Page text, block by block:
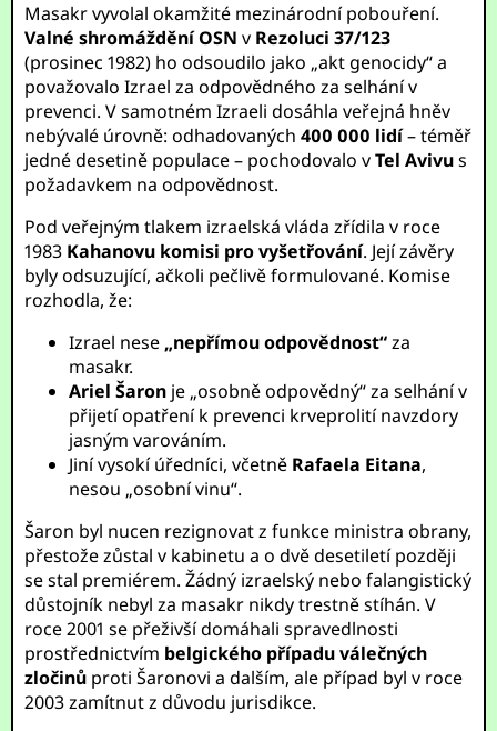
Masakr vyvolal okamžité mezinárodní pobouření.
Valné shromáždění OSN v Rezoluci 37/123
(prosinec 1982) ho odsoudilo jako „akt genocidy“ a
považovalo Izrael za odpovědného za selhání v
prevenci. V samotném Izraeli dosáhla veřejná hněv
nebývalé úrovně: odhadovaných400 000 lidí– téměř
jedné desetině populace – pochodovalo vTel Avivus
požadavkem na odpovědnost.
Pod veřejným tlakem izraelská vláda zřídila v roce
1983 Kahanovu komisi pro vyšetřování. Její závěry
byly odsuzující, ačkoli pečlivě formulované. Komise
rozhodla, že:
Izrael nese „nepřímou odpovědnost“za
masakr.
Ariel Šaron je „osobně odpovědný“ za selhání v
přijetí opatření k prevenci krveprolití navzdory
jasným varováním.
Jiní vysokí úředníci, včetně Rafaela Eitana,
nesou „osobní vinu“.
Šaron byl nucen rezignovat z funkce ministra obrany,
přestože zůstal v kabinetu a o dvě desetiletí později
se stal premiérem. Žádný izraelský nebo falangistický
důstojník nebyl za masakr nikdy trestně stíhán. V
roce 2001 se přeživší domáhali spravedlnosti
prostřednictvím belgického případu válečných
zločinů proti Šaronovi a dalším, ale případ byl v roce
2003 zamítnut z důvodu jurisdikce.